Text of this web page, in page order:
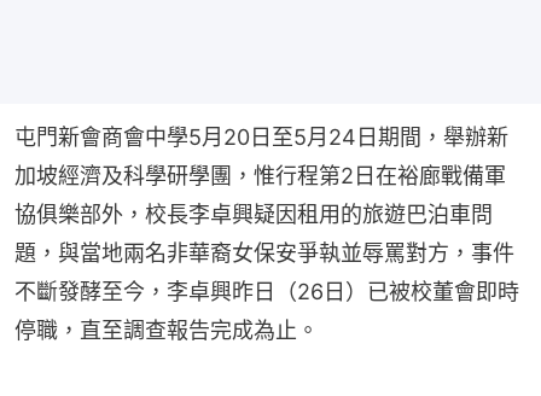
屯門新會商會中學5月20日至5月24日期間，舉辦新
加坡經濟及科學研學團，惟行程第2日在裕廊戰備軍
協俱樂部外，校長李卓興疑因租用的旅遊巴泊車問
題，與當地兩名非華裔女保安爭執並辱罵對方，事件
不斷發酵至今，李卓興昨日（26日）已被校董會即時
停職，直至調查報告完成為止。